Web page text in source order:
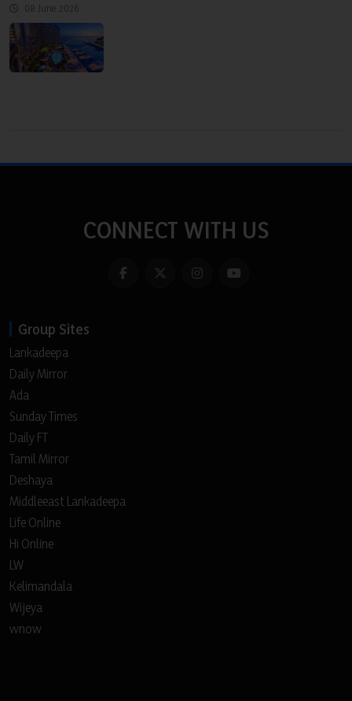
08 June 2026
CONNECT WITH US
Group Sites
Lankadeepa
Daily Mirror
Ada
Sunday Times
Daily FT
Tamil Mirror
Deshaya
Middleeast Lankadeepa
Life Online
Hi Online
LW
Kelimandala
Wijeya
wnow